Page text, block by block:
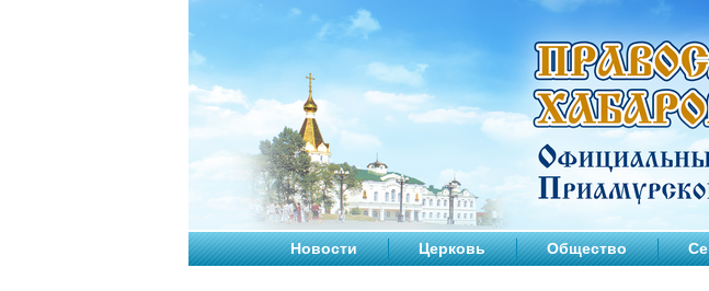
Новости Церковь Общество